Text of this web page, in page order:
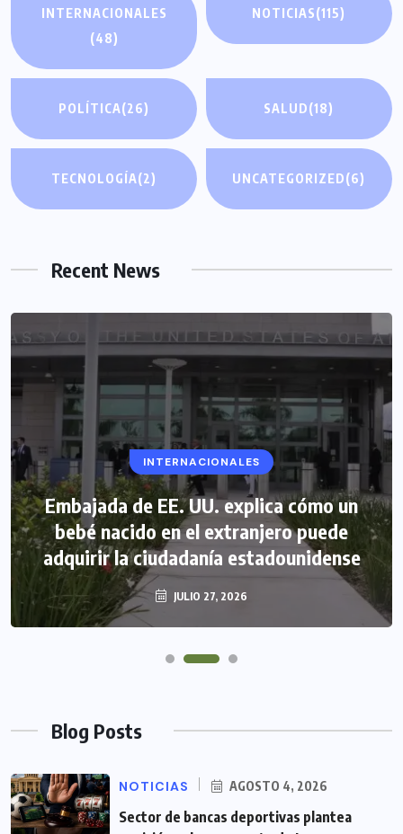
INTERNACIONALES
(48)
NOTICIAS(115)
POLÍTICA(26) SALUD(18)
TECNOLOGÍA(2) UNCATEGORIZED(6)
Recent News
INTERNACIONALES
Embajada de EE. UU. explica cómo un
bebé nacido en el extranjero puede
adquirir la ciudadanía estadounidense
JULIO 27, 2026
Blog Posts
NOTICIAS AGOSTO 4, 2026
Sector de bancas deportivas plantea